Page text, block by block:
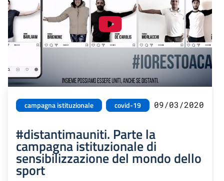
campagna istituzionale covid-19 09/03/2020
#distantimauniti. Parte la
campagna istituzionale di
sensibilizzazione del mondo dello
sport